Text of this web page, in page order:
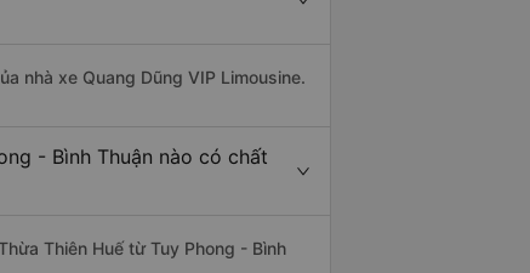
nhà xe Quang Dũng VIP Limousine.
- Bình Thuận nào có chất
Thiên Huế từ Tuy Phong - Bình